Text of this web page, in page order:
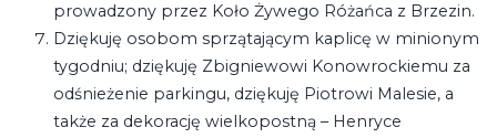
prowadzony przez Koło Żywego Różańca z Brzezin.
Dziękuję osobom sprzątającym kaplicę w minionym
tygodniu; dziękuję Zbigniewowi Konowrockiemu za
odśnieżenie parkingu, dziękuję Piotrowi Malesie, a
także za dekorację wielkopostną – Henryce